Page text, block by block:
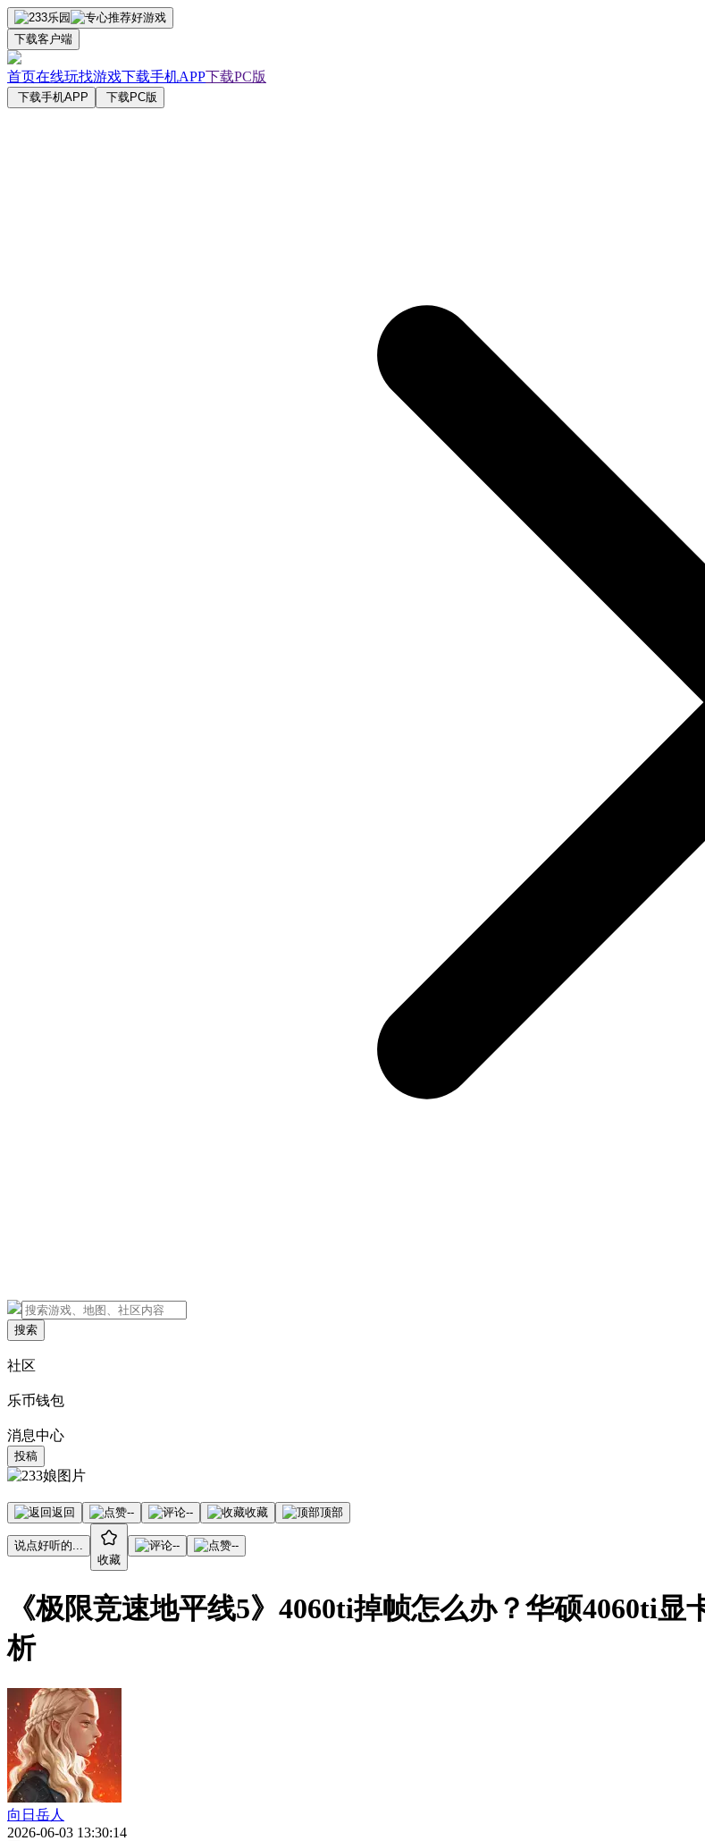
下载客户端
首页在线玩找游戏下载手机APP下载PC版
下载手机APP 下载PC版
搜索
社区
乐币钱包
消息中心
投稿
返回 -- -- 收藏 顶部
说点好听的...
收藏
-- --
《极限竞速地平线5》4060ti掉帧怎么办？华硕4060ti
析
向日岳人
2026-06-03 13:30:14